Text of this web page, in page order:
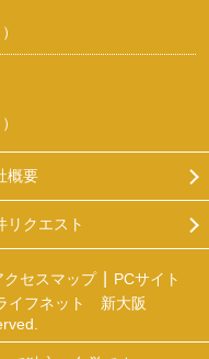
概要
リクエスト
クセスマップ
PCサイト
イフネット 新大阪